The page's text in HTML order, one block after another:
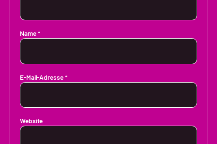
Name*
E-Mail-Adresse*
Website